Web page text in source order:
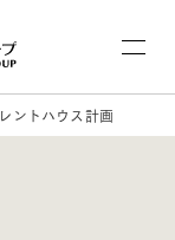
ントハウス計画